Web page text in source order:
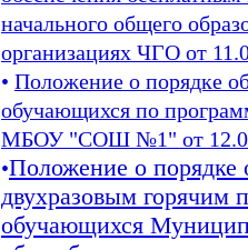
начального общего
организациях ЧГО от
• Положение о порядке
обучающихся по
МБОУ "СОШ №1" от
•Положение о порядке
двухразовым горячим
обучающихся